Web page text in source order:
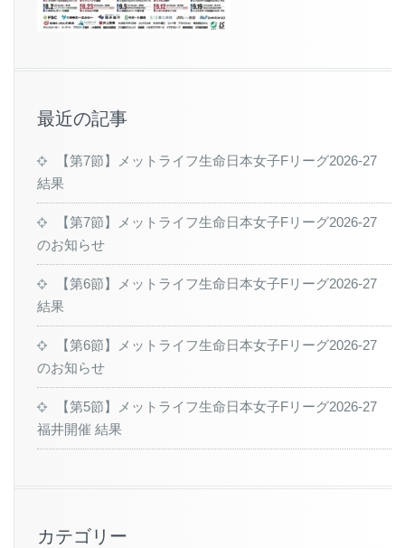
最近の記事
【第7節】メットライフ生命日本女子Fリーグ2026-27
結果
【第7節】メットライフ生命日本女子Fリーグ2026-27
のお知らせ
【第6節】メットライフ生命日本女子Fリーグ2026-27
結果
【第6節】メットライフ生命日本女子Fリーグ2026-27
のお知らせ
【第5節】メットライフ生命日本女子Fリーグ2026-27
福井開催 結果
カテゴリー